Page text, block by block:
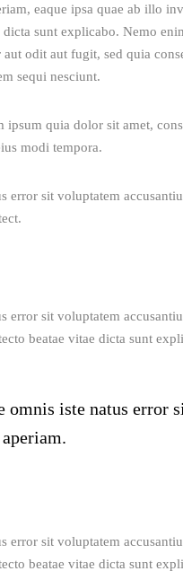
eaque ipsa quae ab illo
dicta sunt explicabo. Nemo
odit aut fugit, sed quia
sequi nesciunt.
ipsum quia dolor sit amet,
modi tempora.
error sit voluptatem
error sit voluptatem
beatae vitae dicta sunt
omnis iste natus error
error sit voluptatem
beatae vitae dicta sunt